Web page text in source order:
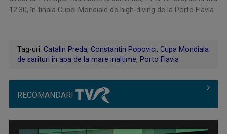
12:30, în finala Cupei Mondiale de high-diving de la Porto Flavia.
Tag-uri: Catalin Preda, Constantin Popovici, Cupa Mondiala
de sarituri în apa de la mare inaltime, Porto Flavia
RECOMANDARI